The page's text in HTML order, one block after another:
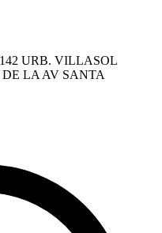
URB. VILLASOL
LA AV SANTA